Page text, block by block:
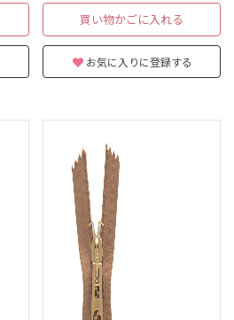
買い物かごに入れる
お気に入りに登録する